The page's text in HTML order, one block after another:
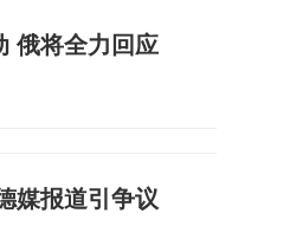
俄将全力回应
媒报道引争议